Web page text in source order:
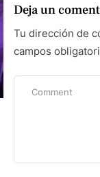
Deja un
Tu dirección de
campos